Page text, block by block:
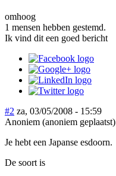
omhoog
1 mensen hebben gestemd.
Ik vind dit een goed bericht
#2 za, 03/05/2008 - 15:59
Anoniem (anoniem geplaatst)
Je hebt een Japanse esdoorn.
De soort is